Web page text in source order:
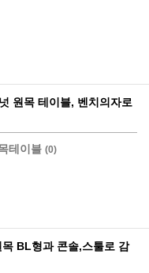
원목 테이블, 벤치의자로
테이블 (0)
BL형과 콘솔,스툴로 감